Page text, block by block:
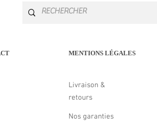
MENTIONS LÉGALES
Livraison &
retours
Nos garanties